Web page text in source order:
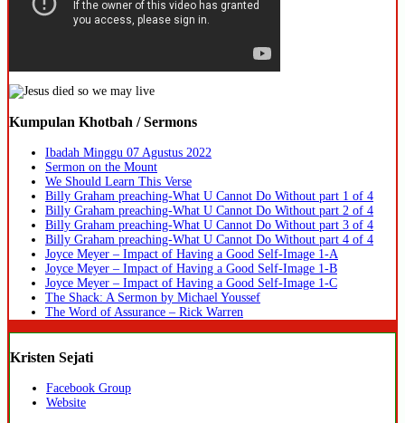
Kumpulan Khotbah / Sermons
Ibadah Minggu 07 Agustus 2022
Sermon on the Mount
We Should Learn This Verse
Billy Graham preaching-What U Cannot Do Without part 1 of 4
Billy Graham preaching-What U Cannot Do Without part 2 of 4
Billy Graham preaching-What U Cannot Do Without part 3 of 4
Billy Graham preaching-What U Cannot Do Without part 4 of 4
Joyce Meyer – Impact of Having a Good Self-Image 1-A
Joyce Meyer – Impact of Having a Good Self-Image 1-B
Joyce Meyer – Impact of Having a Good Self-Image 1-C
The Shack: A Sermon by Michael Youssef
The Word of Assurance – Rick Warren
Kristen Sejati
Facebook Group
Website